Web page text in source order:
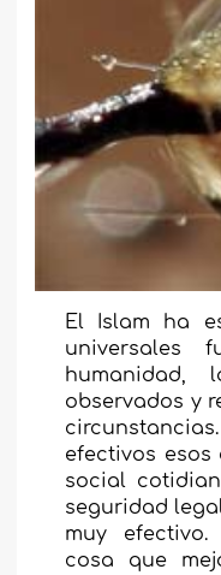
El Islam ha
universales
humanidad,
observados y
efectivos esos
social
seguridad
muy
cosa que